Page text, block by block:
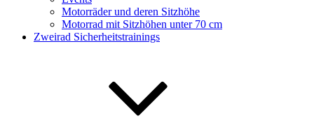
Motorräder und deren Sitzhöhe
Motorrad mit Sitzhöhen unter 70 cm
Zweirad Sicherheitstrainings